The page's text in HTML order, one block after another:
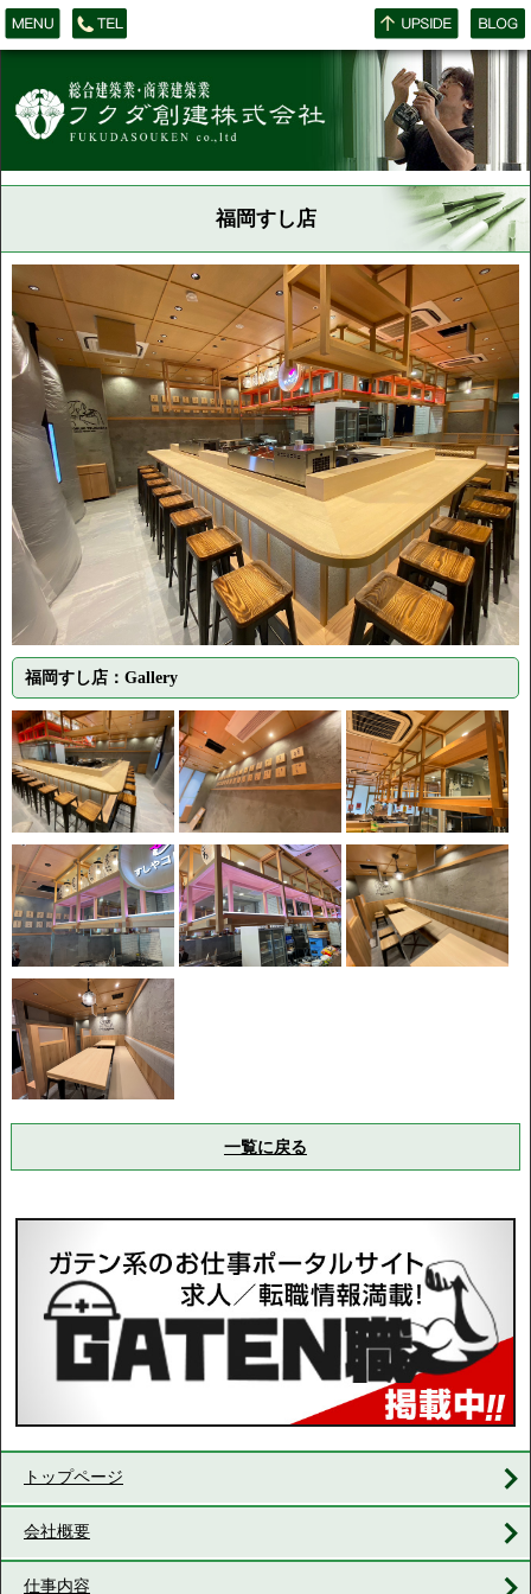
福岡すし店
福岡すし店：Gallery
一覧に戻る
トップページ
会社概要
仕事内容